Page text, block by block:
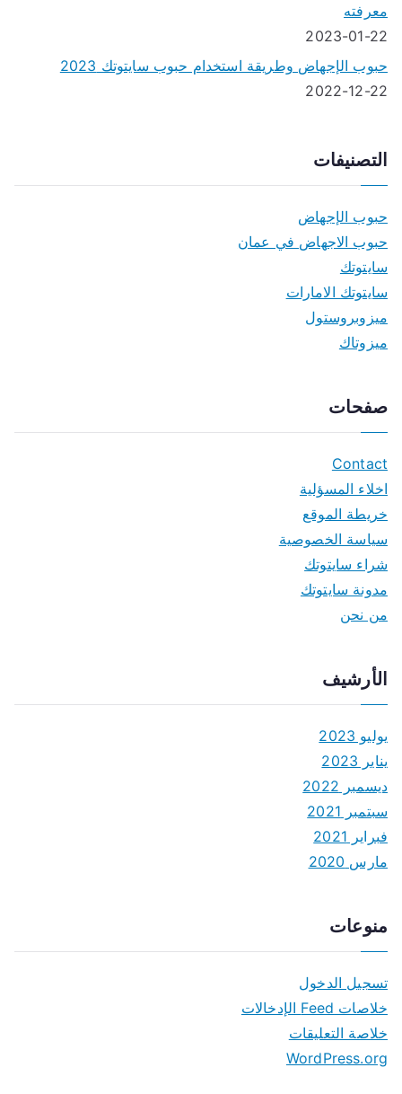
معرفته
2023-01-22
حبوب الإجهاض وطريقة استخدام حبوب سايتوتك 2023
2022-12-22
التصنيفات
حبوب الإجهاض
حبوب الاجهاض في عمان
سايتوتك
سايتوتك الامارات
ميزوبروستول
ميزوتاك
صفحات
Contact
اخلاء المسؤلية
خريطة الموقع
سياسة الخصوصية
شراء سايتوتك
مدونة سايتوتك
من نحن
الأرشيف
يوليو 2023
يناير 2023
ديسمبر 2022
سبتمبر 2021
فبراير 2021
مارس 2020
منوعات
تسجيل الدخول
خلاصات Feed الإدخالات
خلاصة التعليقات
WordPress.org